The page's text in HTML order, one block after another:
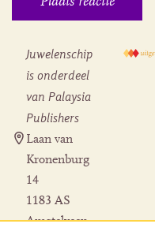
Juwelenschip
is onderdeel
van Palaysia
Publishers
Laan van
Kronenburg
14
1183 AS
Amstelveen